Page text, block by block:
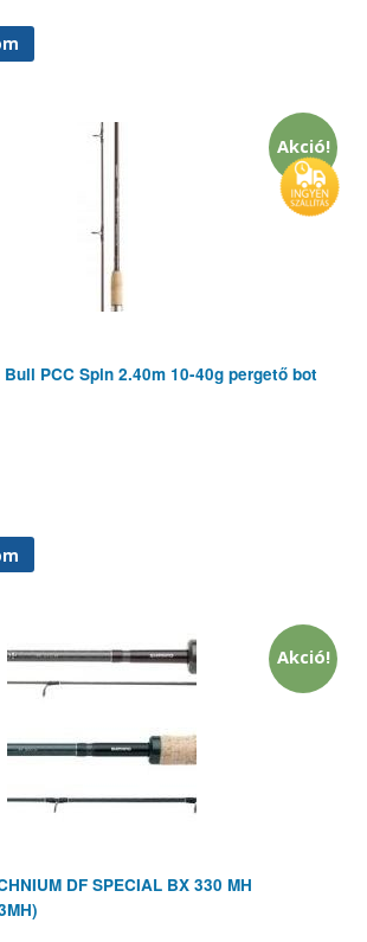
Akció!
PCC Spin 2.40m 10-40g pergető bot
Akció!
DF SPECIAL BX 330 MH